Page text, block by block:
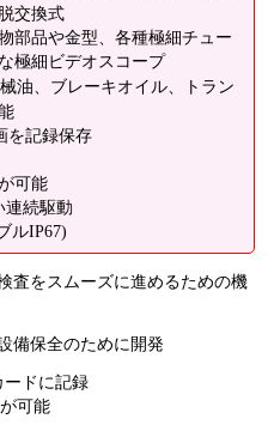
交換式
部品や金型、各種極細チュー
極細ビデオスコープ
油、ブレーキオイル、トラン
を記録保存
可能
連続駆動
ルIP67)
査をスムーズに進めるための機
備保全のために開発
ードに記録
可能